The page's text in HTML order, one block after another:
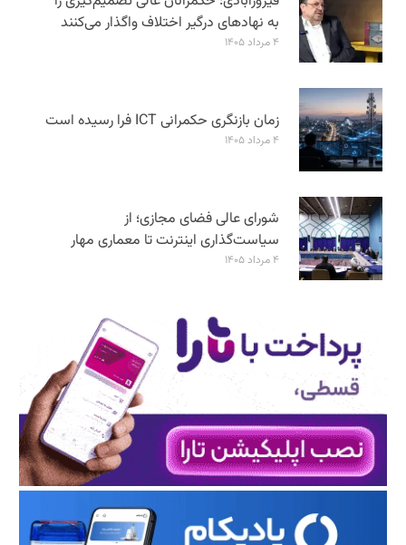
به نهادهای درگیر اختلاف واگذار می‌کنند
۴ مرداد ۱۴۰۵
زمان بازنگری حکمرانی ICT فرا رسیده است
۴ مرداد ۱۴۰۵
شورای عالی فضای مجازی؛ از
سیاست‌گذاری اینترنت تا معماری مهار
۴ مرداد ۱۴۰۵